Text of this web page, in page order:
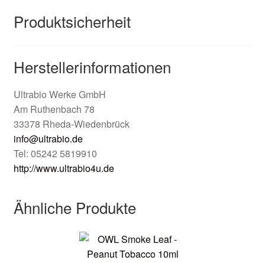
Produktsicherheit
Herstellerinformationen
Ultrabio Werke GmbH
Am Ruthenbach 78
33378 Rheda-Wiedenbrück
info@ultrabio.de
Tel: 05242 5819910
http://www.ultrabio4u.de
Ähnliche Produkte